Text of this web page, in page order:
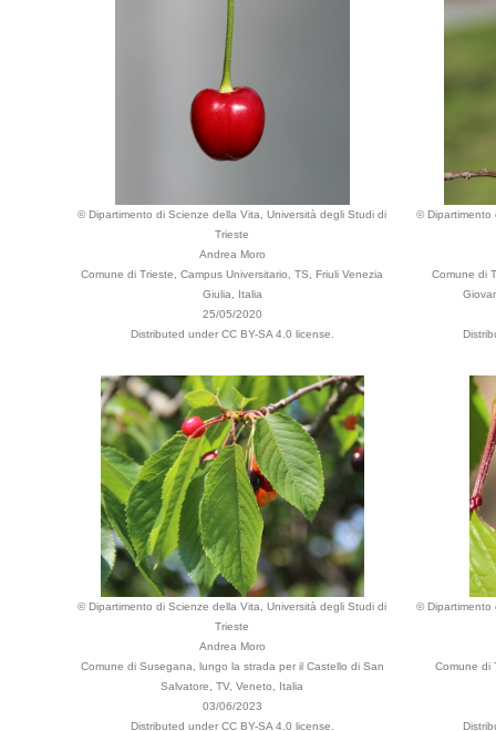
© Dipartimento di Scienze della Vita, Università degli Studi di
Trieste
Andrea Moro
Comune di Trieste, Campus Universitario, TS, Friuli Venezia
Giulia, Italia
25/05/2020
Distributed under CC BY-SA 4.0 license.
© Dipartimento
Comune di
© Dipartimento di Scienze della Vita, Università degli Studi di
Trieste
Andrea Moro
Comune di Susegana, lungo la strada per il Castello di San
Salvatore, TV, Veneto, Italia
03/06/2023
Distributed under CC BY-SA 4.0 license.
© Dipartimento
Comune di